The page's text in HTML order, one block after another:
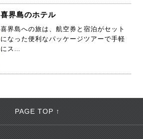
喜界島のホテル
喜界島への旅は、航空券と宿泊がセット
になった便利なパッケージツアーで手軽
にス...
PAGE TOP ↑